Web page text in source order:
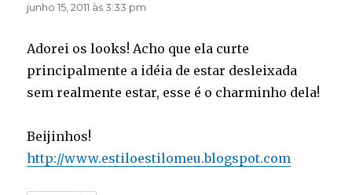
junho 15, 2011 às 3:33 pm
Adorei os looks! Acho que ela curte
principalmente a idéia de estar desleixada
sem realmente estar, esse é o charminho dela!
Beijinhos!
http://www.estiloestilomeu.blogspot.com